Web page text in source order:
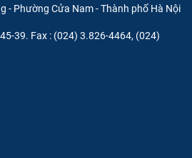
- Phường Cửa Nam - Thành phố Hà Nội
39. Fax : (024) 3.826-4464, (024)